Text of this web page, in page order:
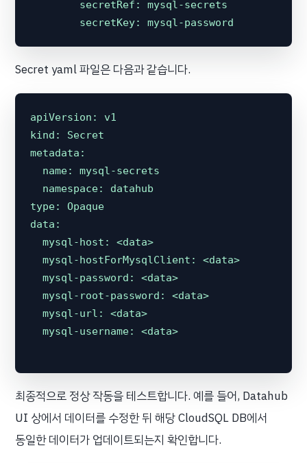
secretRef:
mysql-secrets
secretKey:
mysql-password
Secret yaml 파일은 다음과 같습니다.
apiVersion:
v1
kind:
Secret
metadata:
name:
mysql-secrets
namespace:
datahub
type:
Opaque
data:
mysql-host:
<data>
mysql-hostForMysqlClient:
<data>
mysql-password:
<data>
mysql-root-password:
<data>
mysql-url:
<data>
mysql-username:
<data>
최종적으로 정상 작동을 테스트합니다. 예를 들어, Datahub
UI 상에서 데이터를 수정한 뒤 해당 CloudSQL DB에서
동일한 데이터가 업데이트되는지 확인합니다.